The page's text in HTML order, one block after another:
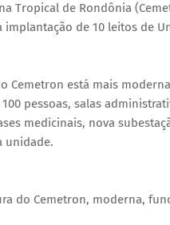
Tropical de Rondônia
de 10 leitos de
Cemetron está mais
pessoas, salas
medicinais, nova
unidade.
do Cemetron, moderna,